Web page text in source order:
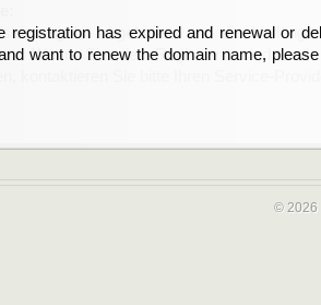
registration has expired and renewal or
want to renew the domain name,
ist abgelaufen und die
Wenn Sie der Registrant sind und
kontaktieren Sie bitte Ihren Service-
© 2026